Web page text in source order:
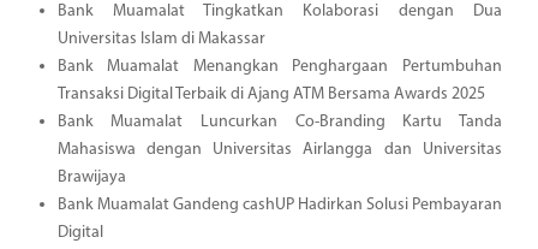
Bank Muamalat Tingkatkan Kolaborasi dengan Dua
Universitas Islam di Makassar
Bank Muamalat Menangkan Penghargaan Pertumbuhan
Transaksi Digital Terbaik di Ajang ATM Bersama Awards 2025
Bank Muamalat Luncurkan Co-Branding Kartu Tanda
Mahasiswa dengan Universitas Airlangga dan Universitas
Brawijaya
Bank Muamalat Gandeng cashUP Hadirkan Solusi Pembayaran
Digital